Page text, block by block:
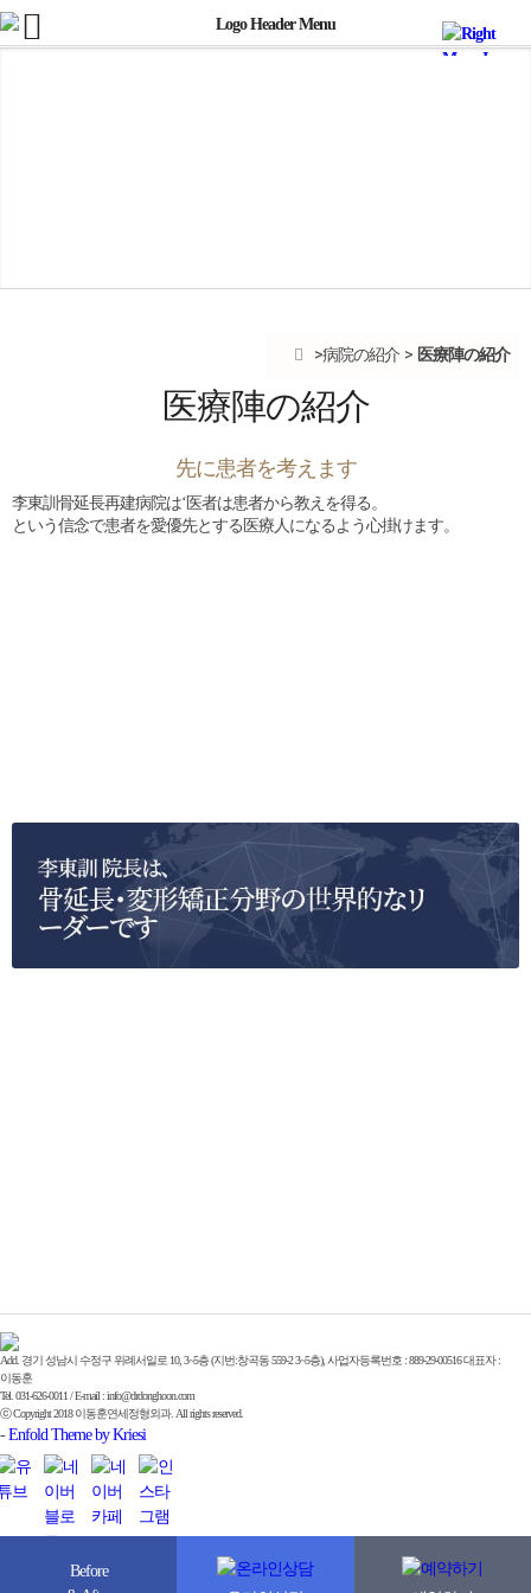
病院の紹介 医療陣の紹介
医療陣の紹介
先に患者を考えます
李東訓骨延長再建病院は‘医者は患者から教えを得る。
という信念で患者を愛優先とする医療人になるよう心掛けます。
Add. 경기 성남시 수정구 위례서일로 10, 3~5층 (지번:창곡동 559-2 3~5층), 사업자등록번호 : 889-29-00516 대표자 :
이동훈
Tel. 031-626-0011 / E-mail : info@drdonghoon.com
ⓒ Copyright 2018 이동훈연세정형외과. All rights reserved.
-Enfold Theme by Kriesi
Before